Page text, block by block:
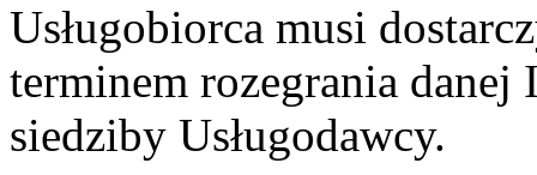
Usługobiorca musi
terminem rozegrania
siedziby Usługodawcy.